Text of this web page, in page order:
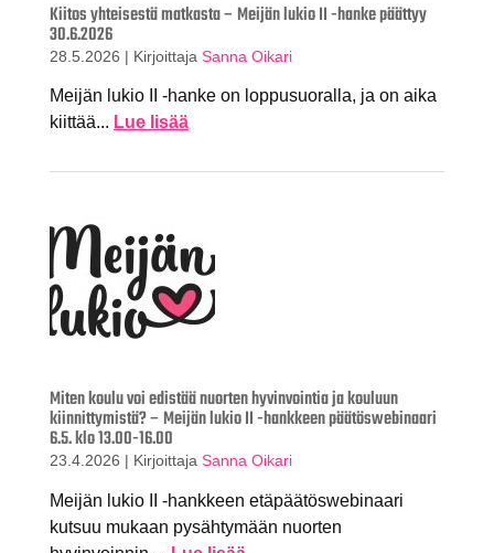
Kiitos yhteisestä matkasta – Meijän lukio II -hanke päättyy
30.6.2026
28.5.2026 | Kirjoittaja Sanna Oikari
Meijän lukio II -hanke on loppusuoralla, ja on aika
kiittää... Lue lisää
Miten koulu voi edistää nuorten hyvinvointia ja kouluun
kiinnittymistä? – Meijän lukio II -hankkeen päätöswebinaari
6.5. klo 13.00-16.00
23.4.2026 | Kirjoittaja Sanna Oikari
Meijän lukio II -hankkeen etäpäätöswebinaari
kutsuu mukaan pysähtymään nuorten